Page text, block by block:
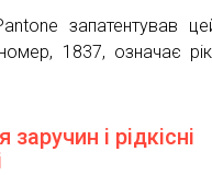
запатентував
1837, означає
і рідкісні